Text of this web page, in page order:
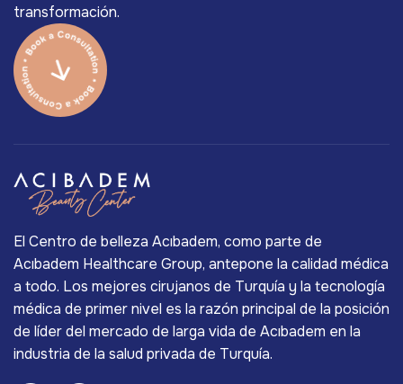
transformación.
El Centro de belleza Acıbadem, como parte de
Acıbadem Healthcare Group, antepone la calidad médica
a todo. Los mejores cirujanos de Turquía y la tecnología
médica de primer nivel es la razón principal de la posición
de líder del mercado de larga vida de Acıbadem en la
industria de la salud privada de Turquía.